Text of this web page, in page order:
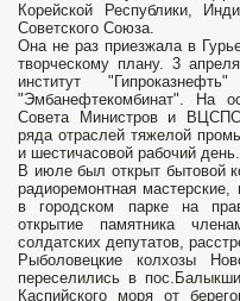
Корейской Республики,
Советского Союза.
Она не раз приезжала в
творческому плану. 3
институт
"Эмбанефтекомбинат". На
Совета Министров и
ряда отраслей тяжелой
и шестичасовой рабочий день.
В июле был открыт бытовой
радиоремонтная
в городском парке на
открытие памятника
солдатских депутатов,
Рыболовецкие колхозы
переселились в
Каспийского моря от